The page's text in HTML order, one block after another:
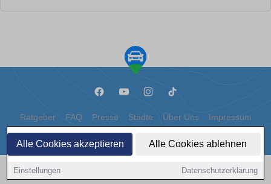
Alle Cookies akzeptieren Alle Cookies ablehnen
Einstellungen Datenschutzerklärung
Ratgeber FAQ Presse Städte Über Uns Impressum
Datenschutz Cookies
Copyright © 2000 - 2026 | 1A Infosysteme GmbH | Content by: 1a-sites-autos